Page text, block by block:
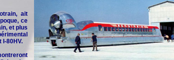
ait
ce
et plus
I-80HV.